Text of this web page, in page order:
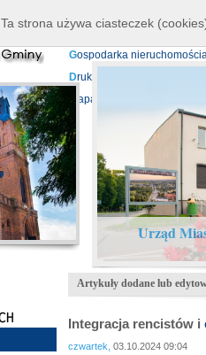
P
rojekty europejskie
Gospodarka
Druki do pobrania
Mapa serwisu
Urząd
Artykuły dodane lub
Integracja rencistów i
czwartek, 03.10.2024 09:04
Ta strona używa ciasteczek